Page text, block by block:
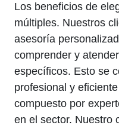
Los beneficios de
múltiples. Nuestros
asesoría
comprender y
específicos. Esto se
profesional y
compuesto por
en el sector. Nuestro